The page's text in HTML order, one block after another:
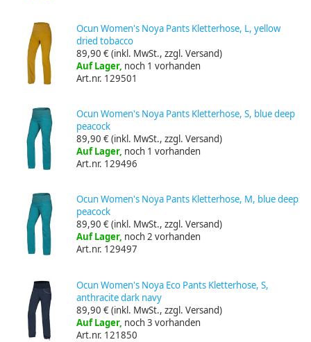
Ocun Women's Noya Pants Kletterhose, L, yellow
dried tobacco
89,90 €(inkl. MwSt., zzgl. Versand)
Auf Lager, noch 1 vorhanden
Art.nr. 129501
Ocun Women's Noya Pants Kletterhose, S, blue deep
peacock
89,90 €(inkl. MwSt., zzgl. Versand)
Auf Lager, noch 1 vorhanden
Art.nr. 129496
Ocun Women's Noya Pants Kletterhose, M, blue deep
peacock
89,90 €(inkl. MwSt., zzgl. Versand)
Auf Lager, noch 2 vorhanden
Art.nr. 129497
Ocun Women's Noya Eco Pants Kletterhose, S,
anthracite dark navy
89,90 €(inkl. MwSt., zzgl. Versand)
Auf Lager, noch 3 vorhanden
Art.nr. 121850